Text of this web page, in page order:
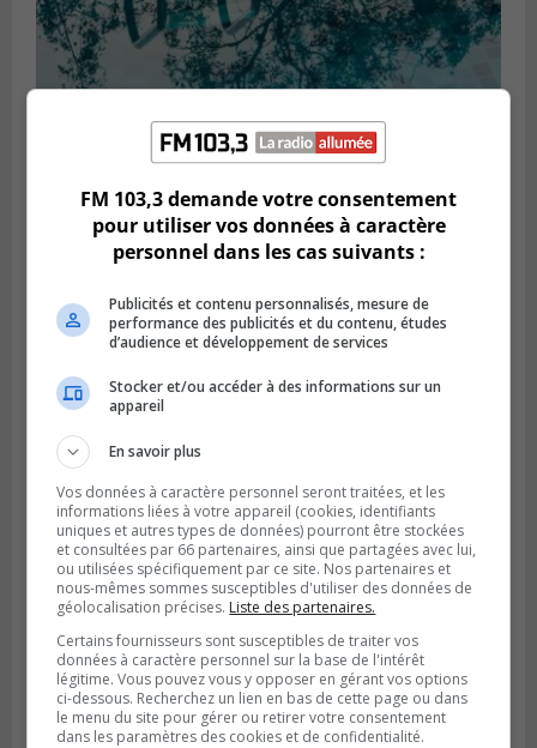
SAINT-CONSTANT
Publié le 7 août 2026 à 06h15
La police enquête sur une noyade à Saint-
Constant
LONGUEUIL
Publié le 6 août 2026 à 11h58
Des jeunes ciblent la Montérégie pour
le Défi écrou de roue
FM 103,3 demande votre consentement
pour utiliser vos données à caractère
personnel dans les cas suivants :
Publicités et contenu personnalisés, mesure de
performance des publicités et du contenu, études
d’audience et développement de services
Stocker et/ou accéder à des informations sur un
appareil
En savoir plus
Vos données à caractère personnel seront traitées, et les
informations liées à votre appareil (cookies, identifiants
uniques et autres types de données) pourront être stockées
et consultées par 66 partenaires, ainsi que partagées avec lui,
ou utilisées spécifiquement par ce site. Nos partenaires et
nous-mêmes sommes susceptibles d'utiliser des données de
géolocalisation précises. Liste des partenaires.
Certains fournisseurs sont susceptibles de traiter vos
données à caractère personnel sur la base de l'intérêt
légitime. Vous pouvez vous y opposer en gérant vos options
ci-dessous. Recherchez un lien en bas de cette page ou dans
le menu du site pour gérer ou retirer votre consentement
dans les paramètres des cookies et de confidentialité.